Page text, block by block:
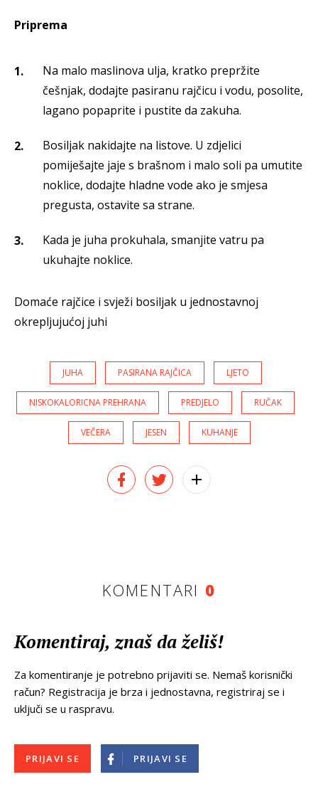
Priprema
Na malo maslinova ulja, kratko prepržite
češnjak, dodajte pasiranu rajčicu i vodu, posolite,
lagano popaprite i pustite da zakuha.
Bosiljak nakidajte na listove. U zdjelici
pomiješajte jaje s brašnom i malo soli pa umutite
noklice, dodajte hladne vode ako je smjesa
pregusta, ostavite sa strane.
Kada je juha prokuhala, smanjite vatru pa
ukuhajte noklice.
Domaće rajčice i svježi bosiljak u jednostavnoj
okrepljujućoj juhi
JUHA PASIRANA RAJČICA LJETO
NISKOKALORICNA PREHRANA PREDJELO RUČAK
VEČERA JESEN KUHANJE
KOMENTARI 0
Komentiraj, znaš da želiš!
Za komentiranje je potrebno prijaviti se. Nemaš korisnički
račun? Registracija je brza i jednostavna, registriraj se i
uključi se u raspravu.
PRIJAVI SE PRIJAVI SE